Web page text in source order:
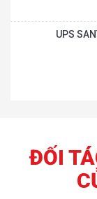
UPS
ĐỐI